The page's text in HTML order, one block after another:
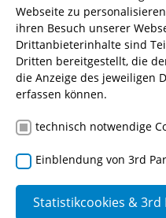
Die Grundlage
die Bayerische
finden Sie hier
Gebührensatzung
Gebührenverzeichnis
Hinweise zur
Einlegung des
Niederschrift oder
Webseite zu
ihren Besuch unserer
Drittanbieterinhalte sind
Dritten bereitgestellt, die
die Anzeige des jeweiligen
erfassen können.
technisch notwendige
Einblendung von 3rd
Statistikcookies &